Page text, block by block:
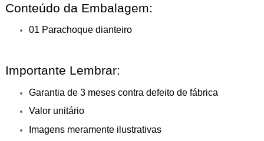
Conteúdo da Embalagem:
01 Parachoque dianteiro
Importante Lembrar:
Garantia de 3 meses contra defeito de fábrica
Valor unitário
Imagens meramente ilustrativas